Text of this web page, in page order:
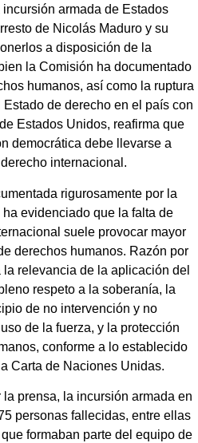
armada de Estados
de Nicolás Maduro y su
a disposición de la
la Comisión ha documentado
humanos, así como la ruptura
de derecho en el país con
Estados Unidos, reafirma que
democrática debe llevarse a
internacional.
rigurosamente por la
evidenciado que la falta de
suele provocar mayor
derechos humanos. Razón por
relevancia de la aplicación del
respeto a la soberanía, la
de no intervención y no
de la fuerza, y la protección
conforme a lo establecido
Carta de Naciones Unidas.
prensa, la incursión armada en
personas fallecidas, entre ellas
formaban parte del equipo de